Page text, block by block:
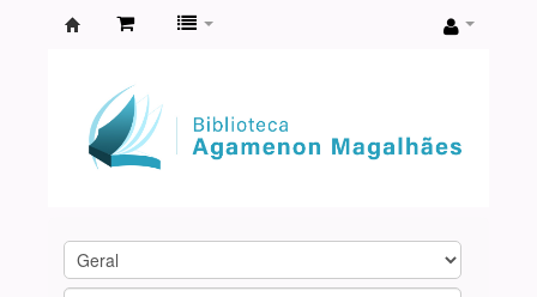
Agamenon
Magalhães